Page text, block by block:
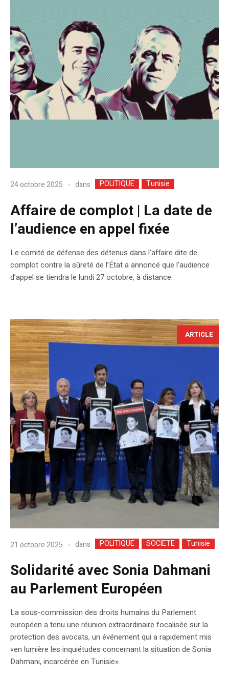
24 octobre 2025 dans POLITIQUE Tunisie
Affaire de complot | La date de
l’audience en appel fixée
Le comité de défense des détenus dans l’affaire dite de
complot contre la sûreté de l’État a annoncé que l’audience
d’appel se tiendra le lundi 27 octobre, à distance.
ARTICLE
21 octobre 2025 dans POLITIQUE SOCIETE Tunisie
Solidarité avec Sonia Dahmani
au Parlement Européen
La sous-commission des droits humains du Parlement
européen a tenu une réunion extraordinaire focalisée sur la
protection des avocats, un événement qui a rapidement mis
«en lumière les inquiétudes concernant la situation de Sonia
Dahmani, incarcérée en Tunisie».